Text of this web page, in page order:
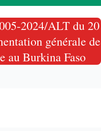
2024/ALT du 20
générale de
au Burkina Faso